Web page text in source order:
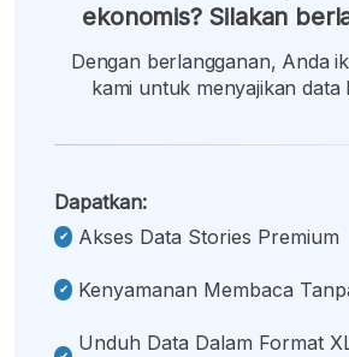
ekonomis? Silakan
Dengan berlangganan, Anda
kami untuk menyajikan data
Dapatkan:
Akses Data Stories Premium
Kenyamanan Membaca
Unduh Data Dalam Format